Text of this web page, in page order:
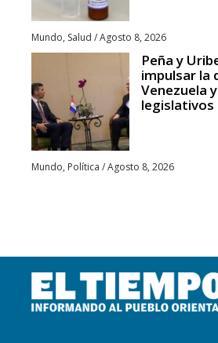
Mundo, Salud /Agosto 8, 2026
Peña y
impulsar la
Venezuela
legislativos
Mundo, Política /Agosto 8, 2026